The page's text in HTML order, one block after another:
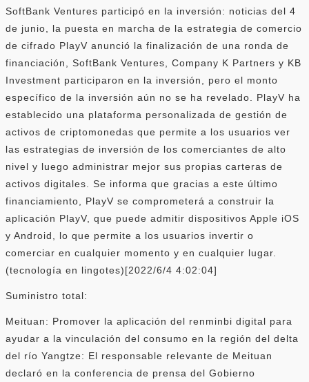
SoftBank Ventures participó en la inversión: noticias del 4
de junio, la puesta en marcha de la estrategia de comercio
de cifrado PlayV anunció la finalización de una ronda de
financiación, SoftBank Ventures, Company K Partners y KB
Investment participaron en la inversión, pero el monto
específico de la inversión aún no se ha revelado. PlayV ha
establecido una plataforma personalizada de gestión de
activos de criptomonedas que permite a los usuarios ver
las estrategias de inversión de los comerciantes de alto
nivel y luego administrar mejor sus propias carteras de
activos digitales. Se informa que gracias a este último
financiamiento, PlayV se comprometerá a construir la
aplicación PlayV, que puede admitir dispositivos Apple iOS
y Android, lo que permite a los usuarios invertir o
comerciar en cualquier momento y en cualquier lugar.
(tecnología en lingotes)[2022/6/4 4:02:04]
Suministro total:
Meituan: Promover la aplicación del renminbi digital para
ayudar a la vinculación del consumo en la región del delta
del río Yangtze: El responsable relevante de Meituan
declaró en la conferencia de prensa del Gobierno